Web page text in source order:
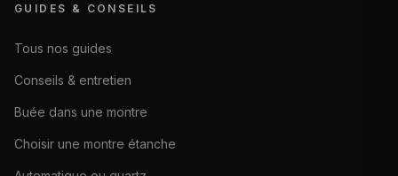
GUIDES & CONSEILS
Tous nos guides
Conseils & entretien
Buée dans une montre
Choisir une montre étanche